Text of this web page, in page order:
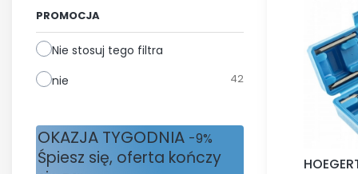
PROMOCJA
Nie stosuj tego filtra
nie
42
OKAZJA TYGODNIA -9%
Śpiesz się, oferta kończy